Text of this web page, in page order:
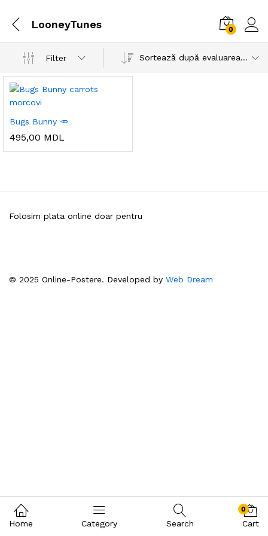
LooneyTunes 0
Filter Sortează după evaluarea medie
Bugs Bunny 🥕
495,00 MDL
© 2025 Online-Postere. Developed by Web Dream
Folosim plata online doar pentru
Home Category Search
0
Cart